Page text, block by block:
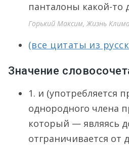
панталоны какой-то
Горький Максим, Жизнь
(все цитаты из
Значение
1. и (употребляется
однородного члена
который — являясь
отграничивается от